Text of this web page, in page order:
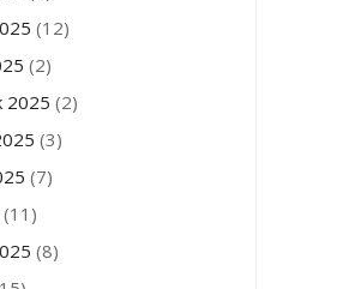
(12)
(2)
2025 (2)
(3)
(7)
(11)
(8)